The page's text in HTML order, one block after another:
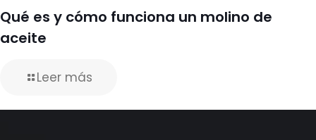
Qué es y cómo funciona un molino de
aceite
Leer más